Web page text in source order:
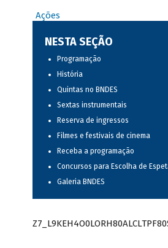
Ações
NESTA SEÇÃO
Programação
História
Quintas no BNDES
Sextas instrumentais
Reserva de ingressos
Filmes e festivais de cinema
Receba a programação
Concursos para Escolha de
Galeria BNDES